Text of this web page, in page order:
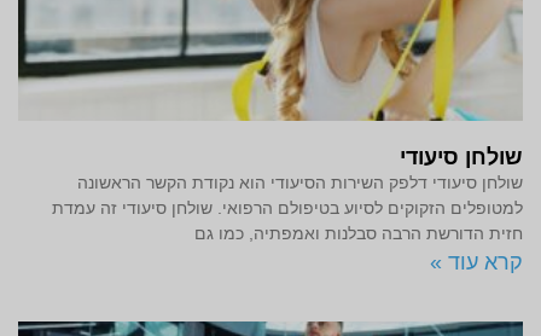
שולחן סיעודי
שולחן סיעודי דלפק השירות הסיעודי הוא נקודת הקשר הראשונה
למטופלים הזקוקים לסיוע בטיפולם הרפואי. שולחן סיעודי זה עמדת
חזית הדורשת הרבה סבלנות ואמפתיה, כמו גם
קרא עוד »